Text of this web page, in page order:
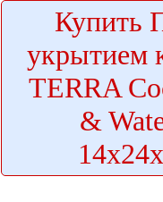
Купить
укрытием
TERRA
&